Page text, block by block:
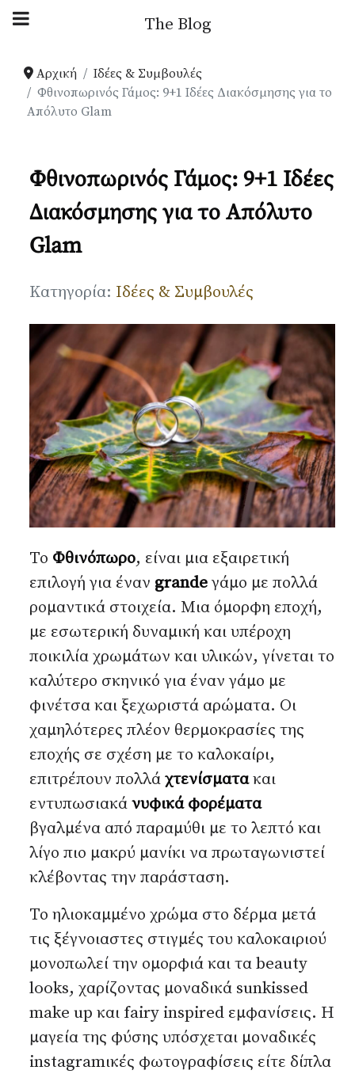
Αρχική Blog
Ιδέες & Συμβουλές
Παρουσιάσεις
Your Weddings
News
Αναζήτηση...
The Blog
Αρχική
Ιδέες & Συμβουλές
Φθινοπωρινός Γάμος: 9+1 Ιδέες Διακόσμησης για το
Απόλυτο Glam
Φθινοπωρινός Γάμος: 9+1 Ιδέες
Διακόσμησης για το Απόλυτο
Glam
Λεπτομέρειες
Κατηγορία: Ιδέες & Συμβουλές
Το Φθινόπωρο, είναι μια εξαιρετική
επιλογή για έναν grandeγάμο με πολλά
ρομαντικά στοιχεία. Μια όμορφη εποχή,
με εσωτερική δυναμική και υπέροχη
ποικιλία χρωμάτων και υλικών, γίνεται το
καλύτερο σκηνικό για έναν γάμο με
φινέτσα και ξεχωριστά αρώματα. Οι
χαμηλότερες πλέον θερμοκρασίες της
εποχής σε σχέση με το καλοκαίρι,
επιτρέπουν πολλάχτενίσματακαι
εντυπωσιακάνυφικά φορέματα
βγαλμένα από παραμύθι με το λεπτό και
λίγο πιο μακρύ μανίκι να πρωταγωνιστεί
κλέβοντας την παράσταση.
Το ηλιοκαμμένο χρώμα στο δέρμα μετά
τις ξέγνοιαστες στιγμές του καλοκαιριού
μονοπωλεί την ομορφιά και τα beauty
looks, χαρίζοντας μοναδικά sunkissed
make up και fairy inspired εμφανίσεις. Η
μαγεία της φύσης υπόσχεται μοναδικές
instagramικές φωτογραφίσεις είτε δίπλα